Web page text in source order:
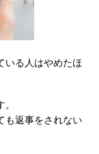
いる人はやめたほ
も返事をされない